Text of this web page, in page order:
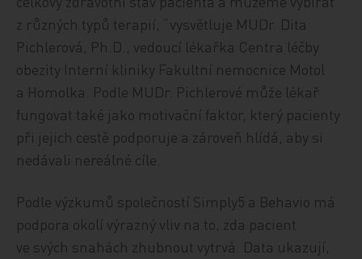
z různých typů terapií, “vysvětluje MUDr. Dita
Pichlerová, Ph.D., vedoucí lékařka Centra léčby
obezity Interní kliniky Fakultní nemocnice Motol
a Homolka. Podle MUDr. Pichlerové může lékař
fungovat také jako motivační faktor, který pacienty
při jejich cestě podporuje a zároveň hlídá, aby si
nedávali nereálné cíle.
Podle výzkumů společností Simply5 a Behavio má
podpora okolí výrazný vliv na to, zda pacient
ve svých snahách zhubnout vytrvá. Data ukazují,